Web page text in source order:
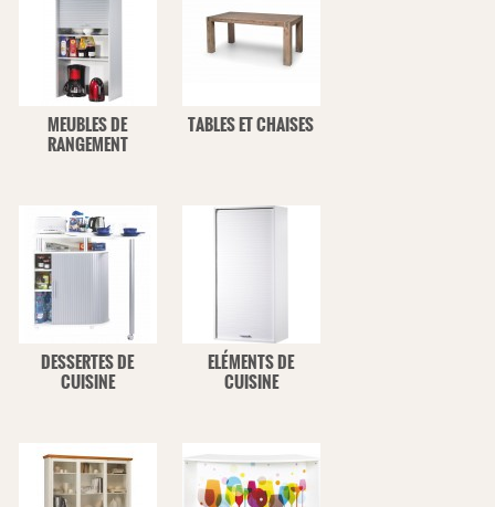
MEUBLES DE
RANGEMENT
TABLES ET CHAISES
DESSERTES DE
CUISINE
ELÉMENTS DE
CUISINE